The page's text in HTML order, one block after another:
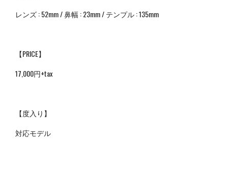
レンズ : 52mm / 鼻幅 : 23mm / テンプル : 135mm
【PRICE】
17,000円+tax
【度入り】
対応モデル